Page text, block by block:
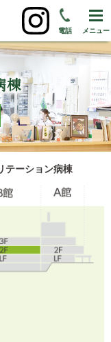
メニュー
電話
棟
テーション病棟